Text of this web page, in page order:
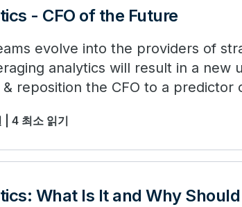
- CFO of the Future
evolve into the providers of
analytics will result in a new
& reposition the CFO to a predictor
| 4 최소 읽기
What Is It and Why